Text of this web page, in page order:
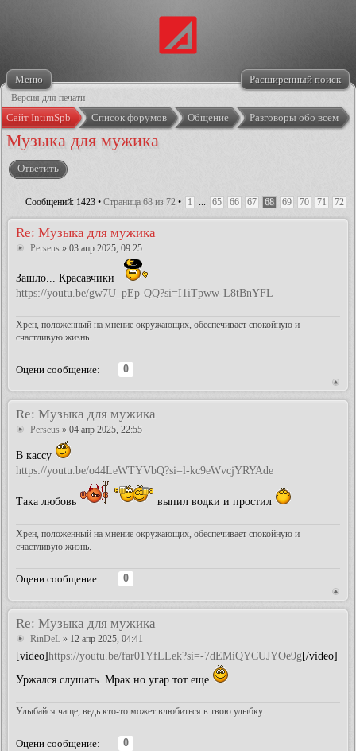
Меню Расширенный поиск
Версия для печати
Сайт IntimSpb Список форумов Общение Разговоры обо всем
Музыка для мужика
Ответить
Сообщений: 1423 • Страница 68 из 72 • 1 ... 65 66 67 68 69 70 71 72
Re: Музыка для мужика
Perseus » 03 апр 2025, 09:25
Зашло... Красавчики
https://youtu.be/gw7U_pEp-QQ?si=I1iTpww-L8tBnYFL
Хрен, положенный на мнение окружающих, обеспечивает спокойную и
счастливую жизнь.
Оцени сообщение:
0
Re: Музыка для мужика
Perseus » 04 апр 2025, 22:55
В кассу
https://youtu.be/o44LeWTYVbQ?si=l-kc9eWvcjYRYAde
Така любовь выпил водки и простил
Хрен, положенный на мнение окружающих, обеспечивает спокойную и
счастливую жизнь.
Оцени сообщение:
0
Re: Музыка для мужика
RinDeL » 12 апр 2025, 04:41
[video]https://youtu.be/far01YfLLek?si=-7dEMiQYCUJYOe9g[/video]
Уржался слушать. Мрак но угар тот еще
Улыбайся чаще, ведь кто-то может влюбиться в твою улыбку.
Оцени сообщение:
0